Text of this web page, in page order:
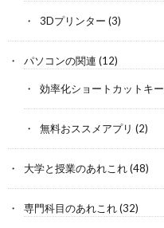
3Dプリンター (3)
パソコンの関連 (12)
効率化ショートカットキー
無料おススメアプリ (2)
大学と授業のあれこれ(48)
専門科目のあれこれ(32)